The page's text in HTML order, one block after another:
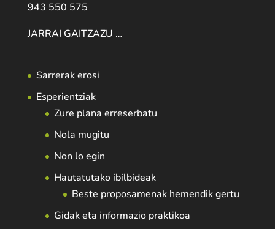
943 550 575
JARRAI GAITZAZU …
Sarrerak erosi
Esperientziak
Zure plana erreserbatu
Nola mugitu
Non lo egin
Hautatutako ibilbideak
Beste proposamenak hemendik gertu
Gidak eta informazio praktikoa